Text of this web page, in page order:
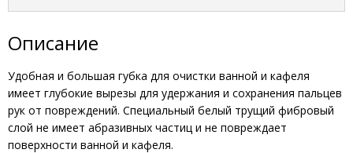
Описание
Удобная и большая губка для очистки ванной и кафеля
имеет глубокие вырезы для удержания и сохранения пальцев
рук от повреждений. Специальный белый трущий фибровый
слой не имеет абразивных частиц и не повреждает
поверхности ванной и кафеля.